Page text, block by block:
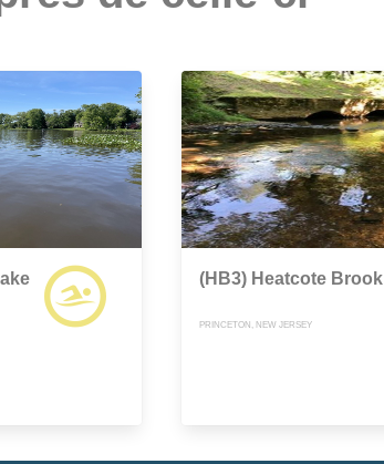
(HB3) Heatcote Brook
PRINCETON, NEW JERSEY